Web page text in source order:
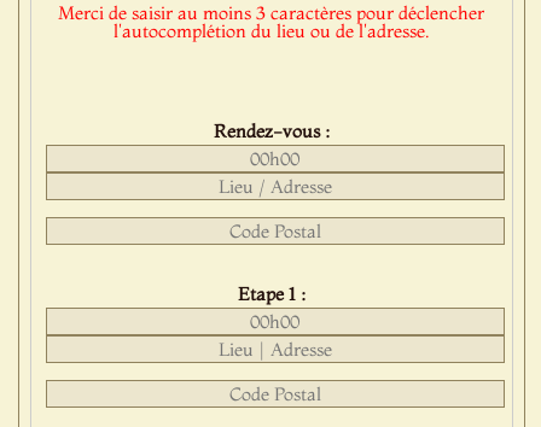
Merci de saisir au moins 3 caractères pour déclencher
l'autocomplétion du lieu ou de l'adresse.
Rendez-vous :
Etape 1 :